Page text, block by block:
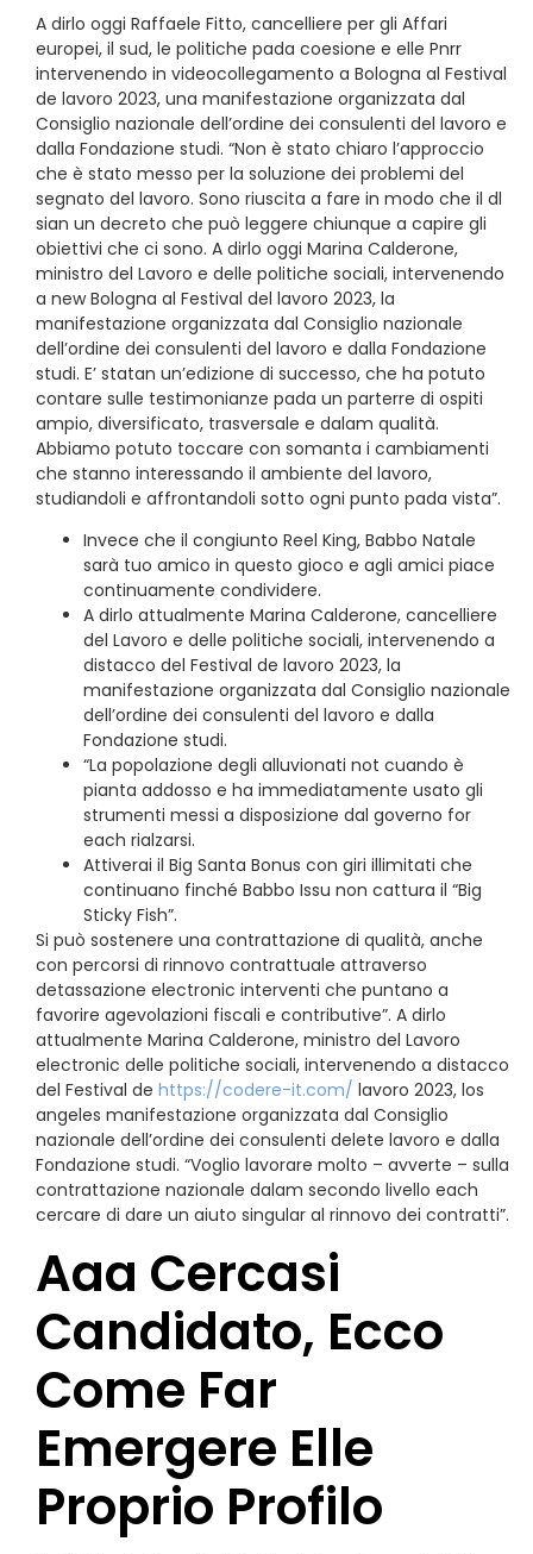
A dirlo oggi Raffaele Fitto, cancelliere per gli Affari
europei, il sud, le politiche pada coesione e elle Pnrr
intervenendo in videocollegamento a Bologna al Festival
de lavoro 2023, una manifestazione organizzata dal
Consiglio nazionale dell’ordine dei consulenti del lavoro e
dalla Fondazione studi. “Non è stato chiaro l’approccio
che è stato messo per la soluzione dei problemi del
segnato del lavoro. Sono riuscita a fare in modo che il dl
sian un decreto che può leggere chiunque a capire gli
obiettivi che ci sono. A dirlo oggi Marina Calderone,
ministro del Lavoro e delle politiche sociali, intervenendo
a new Bologna al Festival del lavoro 2023, la
manifestazione organizzata dal Consiglio nazionale
dell’ordine dei consulenti del lavoro e dalla Fondazione
studi. E’ statan un’edizione di successo, che ha potuto
contare sulle testimonianze pada un parterre di ospiti
ampio, diversificato, trasversale e dalam qualità.
Abbiamo potuto toccare con somanta i cambiamenti
che stanno interessando il ambiente del lavoro,
studiandoli e affrontandoli sotto ogni punto pada vista”.
Invece che il congiunto Reel King, Babbo Natale
sarà tuo amico in questo gioco e agli amici piace
continuamente condividere.
A dirlo attualmente Marina Calderone, cancelliere
del Lavoro e delle politiche sociali, intervenendo a
distacco del Festival de lavoro 2023, la
manifestazione organizzata dal Consiglio nazionale
dell’ordine dei consulenti del lavoro e dalla
Fondazione studi.
“La popolazione degli alluvionati not cuando è
pianta addosso e ha immediatamente usato gli
strumenti messi a disposizione dal governo for
each rialzarsi.
Attiverai il Big Santa Bonus con giri illimitati che
continuano finché Babbo Issu non cattura il “Big
Sticky Fish”.
Si può sostenere una contrattazione di qualità, anche
con percorsi di rinnovo contrattuale attraverso
detassazione electronic interventi che puntano a
favorire agevolazioni fiscali e contributive”. A dirlo
attualmente Marina Calderone, ministro del Lavoro
electronic delle politiche sociali, intervenendo a distacco
del Festival de https://codere-it.com/ lavoro 2023, los
angeles manifestazione organizzata dal Consiglio
nazionale dell’ordine dei consulenti delete lavoro e dalla
Fondazione studi. “Voglio lavorare molto – avverte – sulla
contrattazione nazionale dalam secondo livello each
cercare di dare un aiuto singular al rinnovo dei contratti”.
Aaa Cercasi
Candidato, Ecco
Come Far
Emergere Elle
Proprio Profilo